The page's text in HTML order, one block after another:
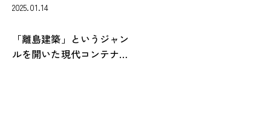
2025.01.14
「離島建築」というジャン
ルを開いた現代コンテナ建